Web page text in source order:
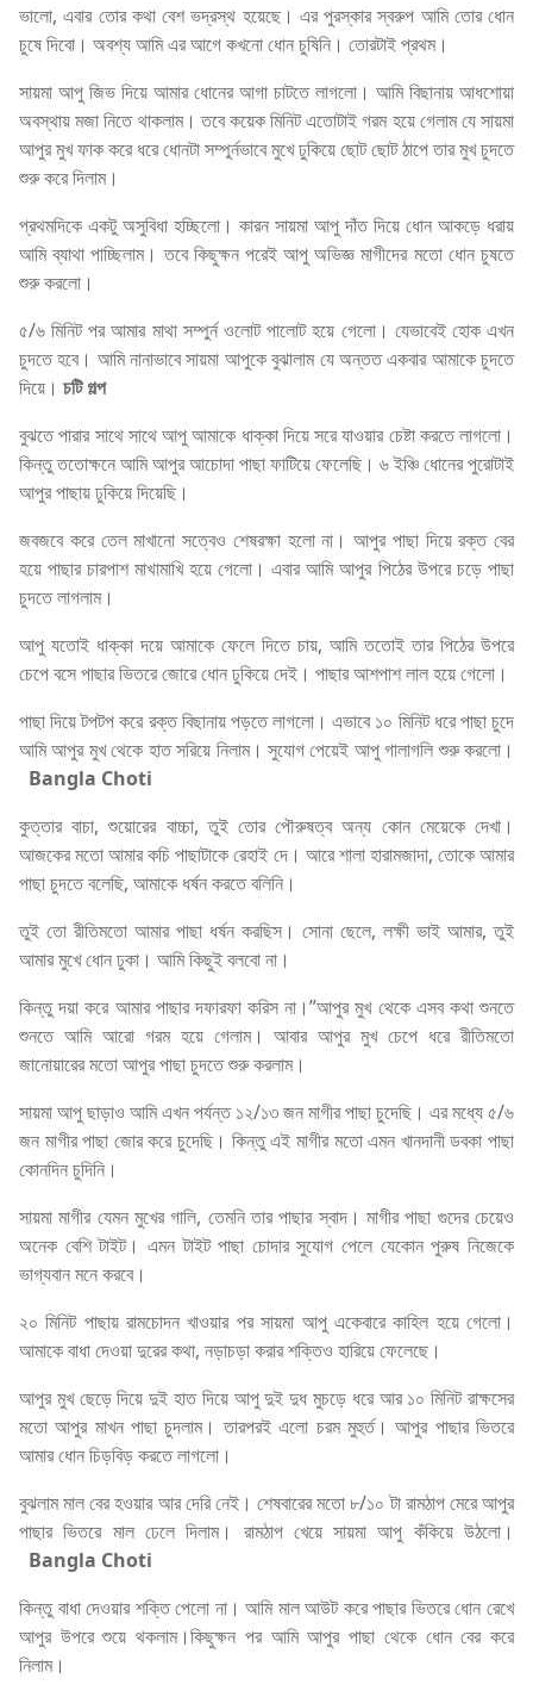
ভালো, এবার তোর কথা বেশ ভদ্রস্থ হয়েছে। এর পুরস্কার স্বরুপ আমি তোর ধোন
চুষে দিবো। অবশ্য আমি এর আগে কখনো ধোন চুষিনি। তোরটাই প্রথম।
সায়মা আপু জিভ দিয়ে আমার ধোনের আগা চাটতে লাগলো। আমি বিছানায় আধশোয়া
অবস্থায় মজা নিতে থাকলাম। তবে কয়েক মিনিট এতোটাই গরম হয়ে গেলাম যে সায়মা
আপুর মুখ ফাক করে ধরে ধোনটা সম্পুর্নভাবে মুখে ঢুকিয়ে ছোট ছোট ঠাপে তার মুখ চুদতে
শুরু করে দিলাম।
প্রথমদিকে একটু অসুবিধা হচ্ছিলো। কারন সায়মা আপু দাঁত দিয়ে ধোন আকড়ে ধরায়
আমি ব্যাথা পাচ্ছিলাম। তবে কিছুক্ষন পরেই আপু অভিজ্ঞ মাগীদের মতো ধোন চুষতে
শুরু করলো।
৫/৬ মিনিট পর আমার মাথা সম্পুর্ন ওলোট পালোট হয়ে গেলো। যেভাবেই হোক এখন
চুদতে হবে। আমি নানাভাবে সায়মা আপুকে বুঝালাম যে অন্তত একবার আমাকে চুদতে
দিয়ে। চটি গল্প
বুঝতে পারার সাথে সাথে আপু আমাকে ধাক্কা দিয়ে সরে যাওয়ার চেষ্টা করতে লাগলো।
কিন্তু ততোক্ষনে আমি আপুর আচোদা পাছা ফাটিয়ে ফেলেছি। ৬ ইঞ্চি ধোনের পুরোটাই
আপুর পাছায় ঢুকিয়ে দিয়েছি।
জবজবে করে তেল মাখানো সত্বেও শেষরক্ষা হলো না। আপুর পাছা দিয়ে রক্ত বের
হয়ে পাছার চারপাশ মাখামাখি হয়ে গেলো। এবার আমি আপুর পিঠের উপরে চড়ে পাছা
চুদতে লাগলাম।
আপু যতোই ধাক্কা দয়ে আমাকে ফেলে দিতে চায়, আমি ততোই তার পিঠের উপরে
চেপে বসে পাছার ভিতরে জোরে ধোন ঢুকিয়ে দেই। পাছার আশপাশ লাল হয়ে গেলো।
পাছা দিয়ে টপটপ করে রক্ত বিছানায় পড়তে লাগলো। এভাবে ১০ মিনিট ধরে পাছা চুদে
আমি আপুর মুখ থেকে হাত সরিয়ে নিলাম। সুযোগ পেয়েই আপু গালাগলি শুরু করলো।
Bangla Choti
কুত্তার বাচা, শুয়োরের বাচ্চা, তুই তোর পৌরুষত্ব অন্য কোন মেয়েকে দেখা।
আজকের মতো আমার কচি পাছাটাকে রেহাই দে। আরে শালা হারামজাদা, তোকে আমার
পাছা চুদতে বলেছি, আমাকে ধর্ষন করতে বলিনি।
তুই তো রীতিমতো আমার পাছা ধর্ষন করছিস। সোনা ছেলে, লক্ষী ভাই আমার, তুই
আমার মুখে ধোন ঢুকা। আমি কিছুই বলবো না।
কিন্তু দয়া করে আমার পাছার দফারফা করিস না।”আপুর মুখ থেকে এসব কথা শুনতে
শুনতে আমি আরো গরম হয়ে গেলাম। আবার আপুর মুখ চেপে ধরে রীতিমতো
জানোয়ারের মতো আপুর পাছা চুদতে শুরু করলাম।
সায়মা আপু ছাড়াও আমি এখন পর্যন্ত ১২/১৩ জন মাগীর পাছা চুদেছি। এর মধ্যে ৫/৬
জন মাগীর পাছা জোর করে চুদেছি। কিন্তু এই মাগীর মতো এমন খানদানী ডবকা পাছা
কোনদিন চুদিনি।
সায়মা মাগীর যেমন মুখের গালি, তেমনি তার পাছার স্বাদ। মাগীর পাছা গুদের চেয়েও
অনেক বেশি টাইট। এমন টাইট পাছা চোদার সুযোগ পেলে যেকোন পুরুষ নিজেকে
ভাগ্যবান মনে করবে।
২০ মিনিট পাছায় রামচোদন খাওয়ার পর সায়মা আপু একেবারে কাহিল হয়ে গেলো।
আমাকে বাধা দেওয়া দুরের কথা, নড়াচড়া করার শক্তিও হারিয়ে ফেলেছে।
আপুর মুখ ছেড়ে দিয়ে দুই হাত দিয়ে আপু দুই দুধ মুচড়ে ধরে আর ১০ মিনিট রাক্ষসের
মতো আপুর মাখন পাছা চুদলাম। তারপরই এলো চরম মুহুর্ত। আপুর পাছার ভিতরে
আমার ধোন চিড়বিড় করতে লাগলো।
বুঝলাম মাল বের হওয়ার আর দেরি নেই। শেষবারের মতো ৮/১০ টা রামঠাপ মেরে আপুর
পাছার ভিতরে মাল ঢেলে দিলাম। রামঠাপ খেয়ে সায়মা আপু কঁকিয়ে উঠলো।
Bangla Choti
কিন্তু বাধা দেওয়ার শক্তি পেলো না। আমি মাল আউট করে পাছার ভিতরে ধোন রেখে
আপুর উপরে শুয়ে থকলাম।কিছুক্ষন পর আমি আপুর পাছা থেকে ধোন বের করে
নিলাম।